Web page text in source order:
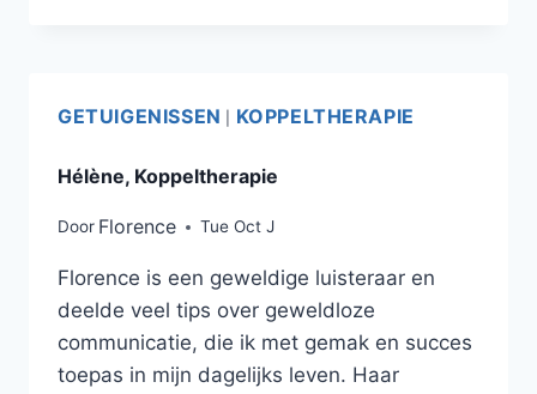
GETUIGENISSEN KOPPELTHERAPIE
Hélène, Koppeltherapie
Door Florence Tue Oct J
Florence is een geweldige luisteraar en
deelde veel tips over geweldloze
communicatie, die ik met gemak en succes
toepas in mijn dagelijks leven. Haar